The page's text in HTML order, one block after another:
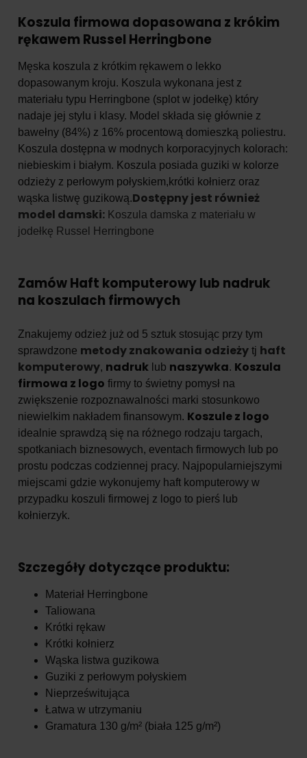
Koszula firmowa dopasowana z krókim
rękawem Russel Herringbone
Męska koszula z krótkim rękawem o lekko
dopasowanym kroju. Koszula wykonana jest z
materiału typu Herringbone (splot w jodełkę) który
nadaje jej stylu i klasy. Model składa się głównie z
bawełny (84%) z 16% procentową domieszką poliestru.
Koszula dostępna w modnych korporacyjnych kolorach:
niebieskim i białym. Koszula posiada guziki w kolorze
odzieży z perłowym połyskiem,krótki kołnierz oraz
wąska listwę guzikową.Dostępny jest również
model damski: Koszula damska z materiału w
jodełkę Russel Herringbone
Zamów Haft komputerowy lub nadruk
na koszulach firmowych
Znakujemy odzież już od 5 sztuk stosując przy tym
sprawdzone metody znakowania odzieży tj haft
komputerowy, nadruk lub naszywka. Koszula
firmowa z logo firmy to świetny pomysł na
zwiększenie rozpoznawalności marki stosunkowo
niewielkim nakładem finansowym. Koszule z logo
idealnie sprawdzą się na różnego rodzaju targach,
spotkaniach biznesowych, eventach firmowych lub po
prostu podczas codziennej pracy. Najpopularniejszymi
miejscami gdzie wykonujemy haft komputerowy w
przypadku koszuli firmowej z logo to pierś lub
kołnierzyk.
Szczegóły dotyczące produktu:
Materiał Herringbone
Taliowana
Krótki rękaw
Krótki kołnierz
Wąska listwa guzikowa
Guziki z perłowym połyskiem
Nieprześwitująca
Łatwa w utrzymaniu
Gramatura 130 g/m² (biała 125 g/m²)